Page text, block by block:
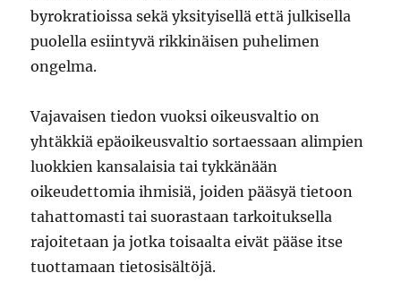
byrokratioissa sekä yksityisellä että julkisella
puolella esiintyvä rikkinäisen puhelimen
ongelma.
Vajavaisen tiedon vuoksi oikeusvaltio on
yhtäkkiä epäoikeusvaltio sortaessaan alimpien
luokkien kansalaisia tai tykkänään
oikeudettomia ihmisiä, joiden pääsyä tietoon
tahattomasti tai suorastaan tarkoituksella
rajoitetaan ja jotka toisaalta eivät pääse itse
tuottamaan tietosisältöjä.